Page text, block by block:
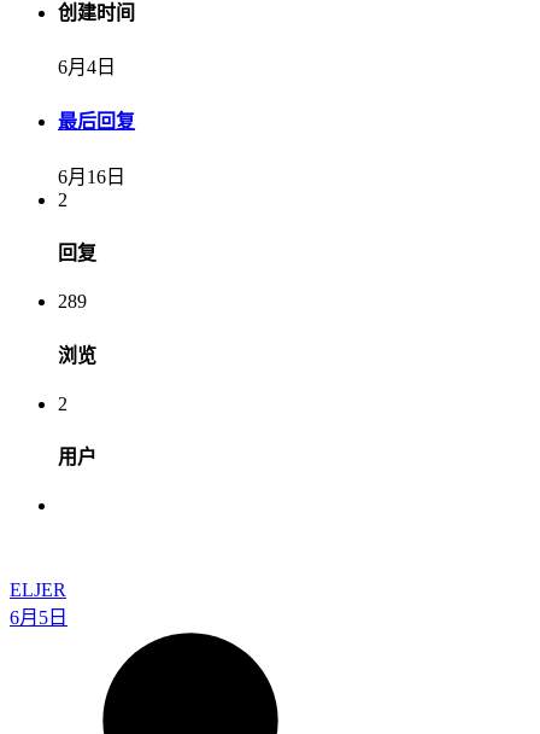
创建时间
6月4日
最后回复
6月16日
2
回复
289
浏览
2
用户
ELJER
6月5日